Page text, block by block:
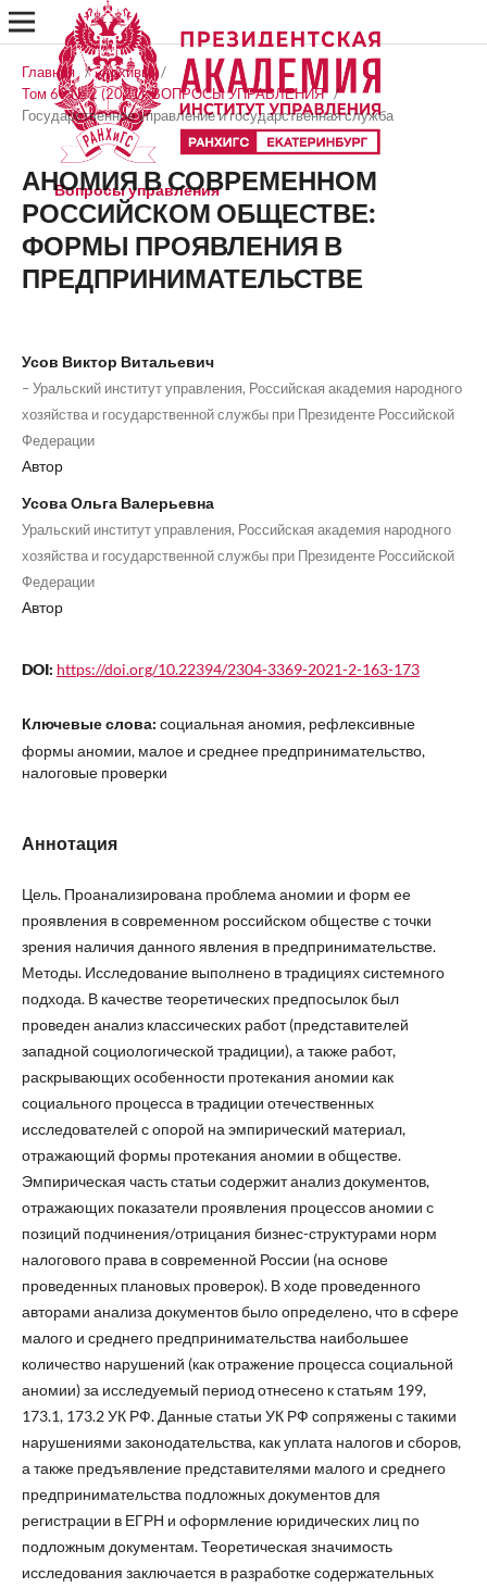
Вопросы управления
Главная / Архивы
/
Том 69 № 2 (2021): ВОПРОСЫ УПРАВЛЕНИЯ /
Государственное управление и государственная служба
АНОМИЯ В СОВРЕМЕННОМ
РОССИЙСКОМ ОБЩЕСТВЕ:
ФОРМЫ ПРОЯВЛЕНИЯ В
ПРЕДПРИНИМАТЕЛЬСТВЕ
Усов Виктор Витальевич
– Уральский институт управления, Российская академия народного
хозяйства и государственной службы при Президенте Российской
Федерации
Автор
Усова Ольга Валерьевна
Уральский институт управления, Российская академия народного
хозяйства и государственной службы при Президенте Российской
Федерации
Автор
DOI: https://doi.org/10.22394/2304-3369-2021-2-163-173
Ключевые слова: социальная аномия, рефлексивные
формы аномии, малое и среднее предпринимательство,
налоговые проверки
Аннотация
Цель. Проанализирована проблема аномии и форм ее
проявления в современном российском обществе с точки
зрения наличия данного явления в предпринимательстве.
Методы. Исследование выполнено в традициях системного
подхода. В качестве теоретических предпосылок был
проведен анализ классических работ (представителей
западной социологической традиции), а также работ,
раскрывающих особенности протекания аномии как
социального процесса в традиции отечественных
исследователей с опорой на эмпирический материал,
отражающий формы протекания аномии в обществе.
Эмпирическая часть статьи содержит анализ документов,
отражающих показатели проявления процессов аномии с
позиций подчинения/отрицания бизнес-структурами норм
налогового права в современной России (на основе
проведенных плановых проверок). В ходе проведенного
авторами анализа документов было определено, что в сфере
малого и среднего предпринимательства наибольшее
количество нарушений (как отражение процесса социальной
аномии) за исследуемый период отнесено к статьям 199,
173.1, 173.2 УК РФ. Данные статьи УК РФ сопряжены с такими
нарушениями законодательства, как уплата налогов и сборов,
а также предъявление представителями малого и среднего
предпринимательства подложных документов для
регистрации в ЕГРН и оформление юридических лиц по
подложным документам. Теоретическая значимость
исследования заключается в разработке содержательных